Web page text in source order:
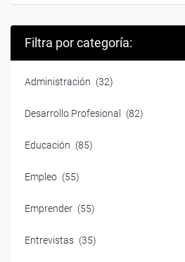
Filtra por categoría:
Administración (32)
Desarrollo Profesional (82)
Educación (85)
Empleo (55)
Emprender (55)
Entrevistas (35)